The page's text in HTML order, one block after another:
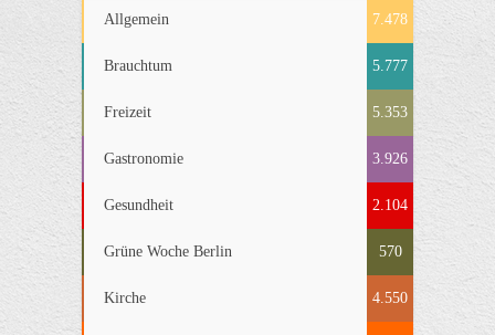
Allgemein 7.478
Brauchtum 5.777
Freizeit 5.353
Gastronomie 3.926
Gesundheit 2.104
Grüne Woche Berlin 570
Kirche 4.550